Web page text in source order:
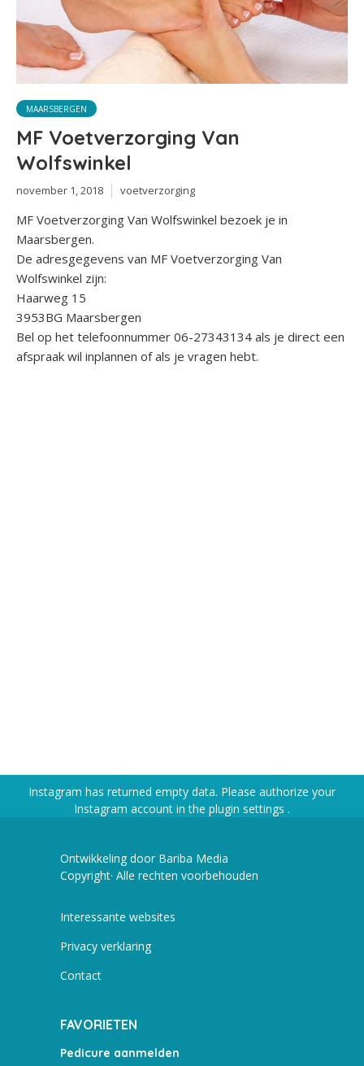
MAARSBERGEN
MF Voetverzorging Van
Wolfswinkel
november 1, 2018 voetverzorging
MF Voetverzorging Van Wolfswinkel bezoek je in
Maarsbergen.
De adresgegevens van MF Voetverzorging Van
Wolfswinkel zijn:
Haarweg 15
3953BG Maarsbergen
Bel op het telefoonnummer 06-27343134 als je direct een
afspraak wil inplannen of als je vragen hebt.
Instagram has returned empty data. Please authorize your
Instagram account in the plugin settings .
Ontwikkeling door Bariba Media
Copyright· Alle rechten voorbehouden
Interessante websites
Privacy verklaring
Contact
FAVORIETEN
Pedicure aanmelden